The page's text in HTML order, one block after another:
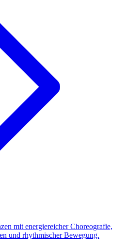
mit energiereicher Choreografie,
und rhythmischer Bewegung.